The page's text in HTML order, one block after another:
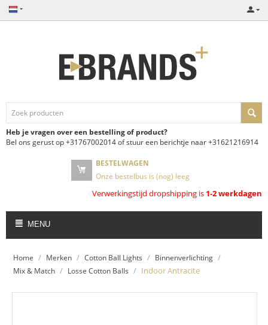
Heb je vragen over een bestelling of product?
Bel ons gerust op +31767002014 of stuur een berichtje naar +31621216914
BESTELWAGEN
Onze bestelbus is (nog) leeg
Verwerkingstijd dropshipping is 1-2 werkdagen
MENU
Home / Merken / Cotton Ball Lights / Binnenverlichting /
Mix & Match / Losse Cotton Balls / Indoor Antracite